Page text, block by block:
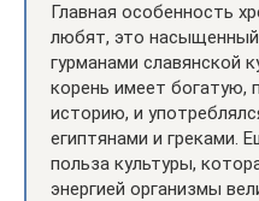
Главная особенность
любят, это
гурманами славянской
корень имеет богатую,
историю, и
египтянами и греками.
польза культуры,
энергией организмы